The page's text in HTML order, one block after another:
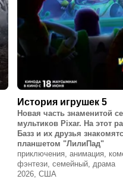
История игрушек 5
Новая часть знаменитой
мультиков Pixar. На этот
Базз и их друзья
планшетом "ЛилиПад"
приключения, анимация,
фэнтези, семейный, драма
2026, США